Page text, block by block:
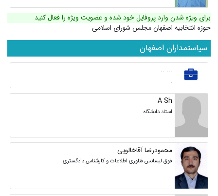
برای ویژه شدن وارد پروفایل خود شده و عضویت ویژه را فعال کنید
حوزه انتخابیه اصفهان مجلس شورای اسلامی
سیاستمداران اصفهان
... ..
.
A Sh
استاد دانشگاه
محمودرضا آقاخالویی
فوق لیسانس فناوری اطلاعات و کارشناس دادگستری